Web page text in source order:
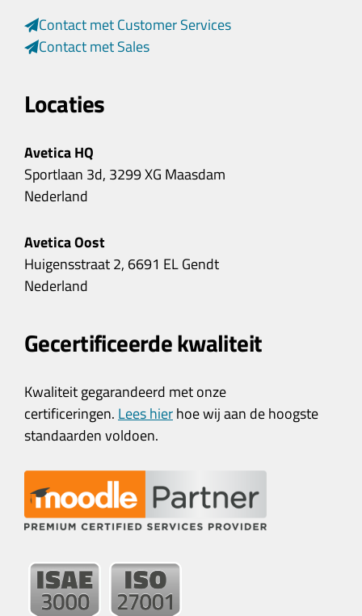
Contact met Customer Services
Contact met Sales
Locaties
Avetica HQ
Sportlaan 3d, 3299 XG Maasdam
Nederland
Avetica Oost
Huigensstraat 2, 6691 EL Gendt
Nederland
Gecertificeerde kwaliteit
Kwaliteit gegarandeerd met onze
certificeringen. Lees hierhoe wij aan de hoogste
standaarden voldoen.